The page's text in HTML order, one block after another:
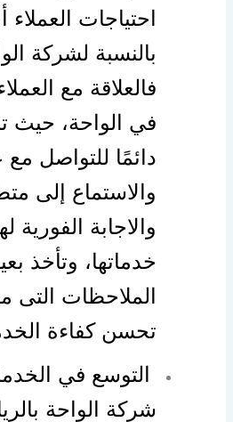
احتياجات
بالنسبة لشركة
فالعلاقة مع
في الواحة، حيث
دائمًا للتواصل مع
والاستماع إلى
والاجابة الفورية
خدماتها، وتأخذ
الملاحظات التى
تحسن كفاءة
التوسع في
شركة الواحة